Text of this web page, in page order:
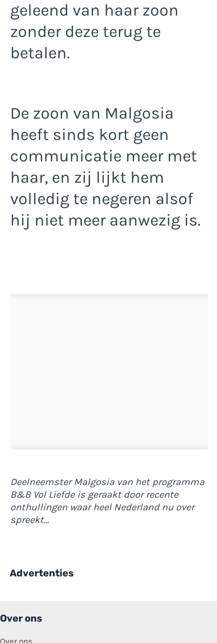
geleend van haar zoon
zonder deze terug te
betalen.
De zoon van Malgosia
heeft sinds kort geen
communicatie meer met
haar, en zij lijkt hem
volledig te negeren alsof
hij niet meer aanwezig is.
Deelneemster Malgosia van het programma
B&B Vol Liefde is geraakt door recente
onthullingen waar heel Nederland nu over
spreekt…
Advertenties
Over ons
Over ons